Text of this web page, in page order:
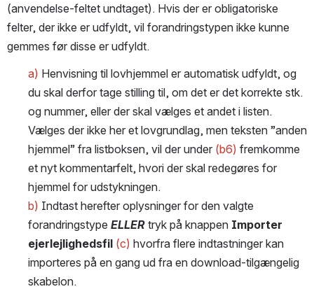
(anvendelse-feltet undtaget). Hvis der er obligatoriske
felter, der ikke er udfyldt, vil forandringstypen ikke kunne
gemmes før disse er udfyldt.
a) Henvisning til lovhjemmel er automatisk udfyldt, og
du skal derfor tage stilling til, om det er det korrekte stk.
og nummer, eller der skal vælges et andet i listen.
Vælges der ikke her et lovgrundlag, men teksten ”anden
hjemmel” fra listboksen, vil der under (b6) fremkomme
et nyt kommentarfelt, hvori der skal redegøres for
hjemmel for udstykningen.
b) Indtast herefter oplysninger for den valgte
forandringstype ELLER tryk på knappen Importer
ejerlejlighedsfil (c) hvorfra flere indtastninger kan
importeres på en gang ud fra en download-tilgængelig
skabelon.